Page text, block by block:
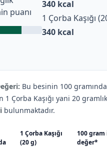
puanı
340 kcal
1 Çorba Kaşığı
340 kcal
Bu besinin 100 gramında
1 Çorba Kaşığı yani 20
bulunmaktadır.
1 Çorba Kaşığı
(20 g)
100
değer*